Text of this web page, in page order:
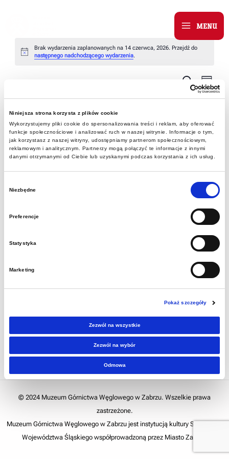
Niniejsza strona korzysta z plików cookie
Wykorzystujemy pliki cookie do spersonalizowania treści i reklam, aby oferować
funkcje społecznościowe i analizować ruch w naszej witrynie. Informacje o tym,
jak korzystasz z naszej witryny, udostępniamy partnerom społecznościowym,
reklamowym i analitycznym. Partnerzy mogą połączyć te informacje z innymi
danymi otrzymanymi od Ciebie lub uzyskanymi podczas korzystania z ich usług.
Niezbędne
Preferencje
Statystyka
Marketing
Pokaż szczegóły
Zezwól na wszystkie
Zezwól na wybór
Odmowa
Main
MENU
Powiadomienie
Brak wydarzenia zaplanowanych na 14 czerwca, 2026. Przejdź do
następnego nadchodzącego wydarzenia.
i
Szukaj
Dzień
Wydarzenia
6/14/2026
datę.
Poprzedni dzień Następny dzień
Zasubskrybuj kalendarz
© 2024 Muzeum Górnictwa Węglowego w Zabrzu. Wszelkie prawa
zastrzeżone.
Muzeum Górnictwa Węglowego w Zabrzu jest instytucją kultury Samorządu
Województwa Śląskiego współprowadzoną przez Miasto Zabrze.